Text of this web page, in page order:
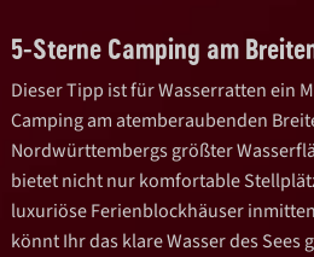
5-Sterne Camping am
Dieser Tipp ist für Wasserratten ein
Camping am atemberaubenden
Nordwürttembergs größter
bietet nicht nur komfortable
luxuriöse Ferienblockhäuser
könnt Ihr das klare Wasser des